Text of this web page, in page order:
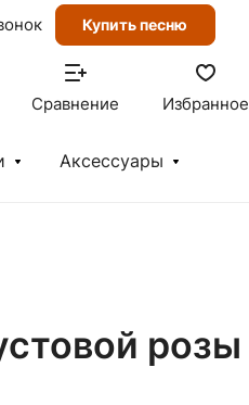
Купить песню
Сравнение Избранное
Аксессуары
розы